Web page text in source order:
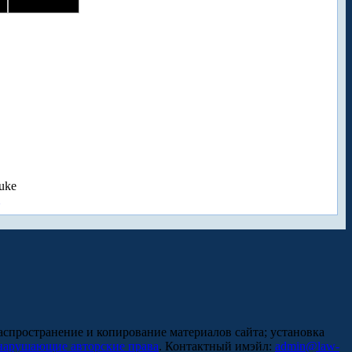
и копирование материалов сайта; установка
авторские права. Контактный имэйл: admin@law-